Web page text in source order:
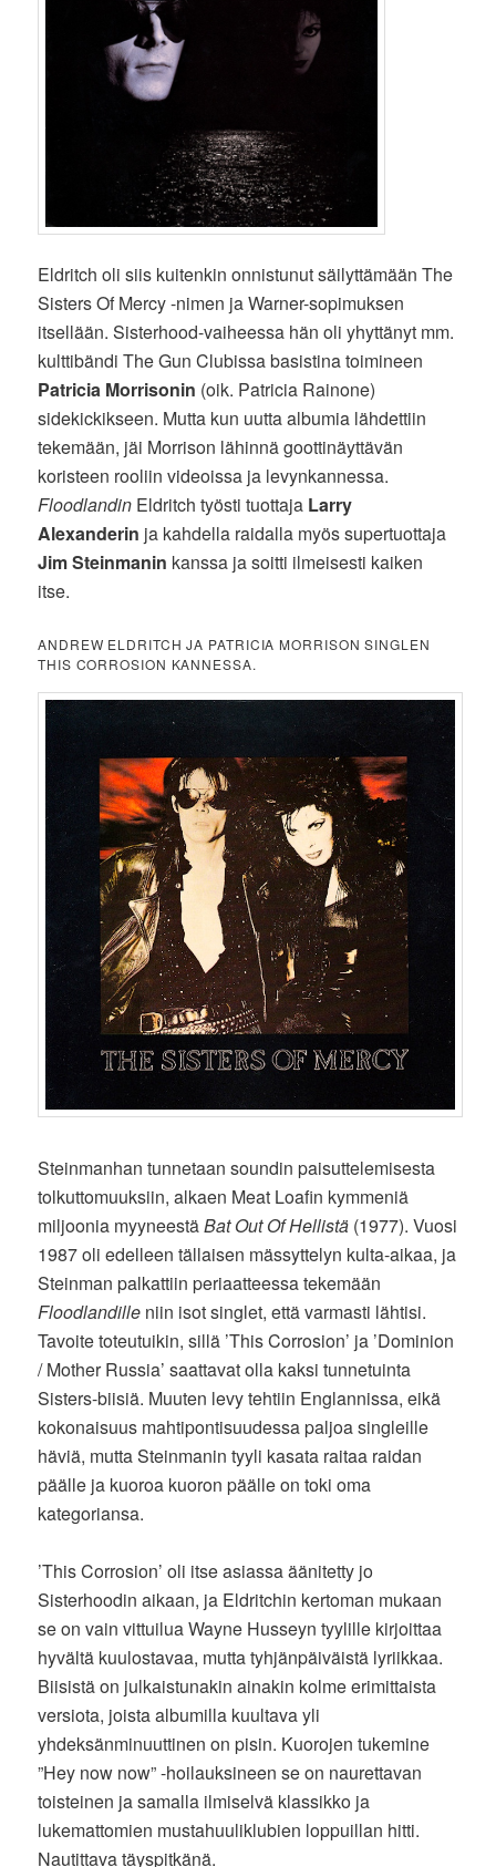
Eldritch oli siis kuitenkin onnistunut säilyttämään The
Sisters Of Mercy -nimen ja Warner-sopimuksen
itsellään. Sisterhood-vaiheessa hän oli yhyttänyt mm.
kulttibändi The Gun Clubissa basistina toimineen
Patricia Morrisonin (oik. Patricia Rainone)
sidekickikseen. Mutta kun uutta albumia lähdettiin
tekemään, jäi Morrison lähinnä goottinäyttävän
koristeen rooliin videoissa ja levynkannessa.
Floodlandin Eldritch työsti tuottaja Larry
Alexanderin ja kahdella raidalla myös supertuottaja
Jim Steinmanin kanssa ja soitti ilmeisesti kaiken
itse.
ANDREW ELDRITCH JA PATRICIA MORRISON SINGLEN
THIS CORROSION KANNESSA.
Steinmanhan tunnetaan soundin paisuttelemisesta
tolkuttomuuksiin, alkaen Meat Loafin kymmeniä
miljoonia myyneestäBat Out Of Hellistä (1977). Vuosi
1987 oli edelleen tällaisen mässyttelyn kulta-aikaa, ja
Steinman palkattiin periaatteessa tekemään
Floodlandille niin isot singlet, että varmasti lähtisi.
Tavoite toteutuikin, sillä ’This Corrosion’ ja ’Dominion
/ Mother Russia’ saattavat olla kaksi tunnetuinta
Sisters-biisiä. Muuten levy tehtiin Englannissa, eikä
kokonaisuus mahtipontisuudessa paljoa singleille
häviä, mutta Steinmanin tyyli kasata raitaa raidan
päälle ja kuoroa kuoron päälle on toki oma
kategoriansa.
’This Corrosion’ oli itse asiassa äänitetty jo
Sisterhoodin aikaan, ja Eldritchin kertoman mukaan
se on vain vittuilua Wayne Husseyn tyylille kirjoittaa
hyvältä kuulostavaa, mutta tyhjänpäiväistä lyriikkaa.
Biisistä on julkaistunakin ainakin kolme erimittaista
versiota, joista albumilla kuultava yli
yhdeksänminuuttinen on pisin. Kuorojen tukemine
”Hey now now” -hoilauksineen se on naurettavan
toisteinen ja samalla ilmiselvä klassikko ja
lukemattomien mustahuuliklubien loppuillan hitti.
Nautittava täyspitkänä.